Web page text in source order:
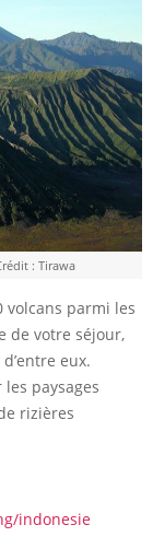
: Tirawa
volcans parmi les
de votre séjour,
eux.
paysages
rizières
indonesie